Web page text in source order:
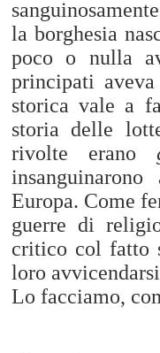
la borghesia
poco o nulla
principati
storica vale a
storia delle
rivolte erano
Europa. Come
guerre di
critico col fatto
loro
Lo facciamo,